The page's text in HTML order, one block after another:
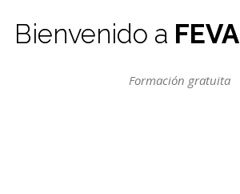
Bienvenido a
Formación gratuita